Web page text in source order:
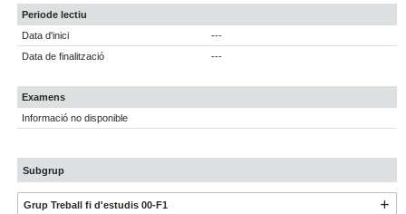
Periode lectiu
Data d'inici
---
Data de finalització
---
Examens
Informació no disponible
Subgrup
Grup Treball fi d'estudis 00-F1